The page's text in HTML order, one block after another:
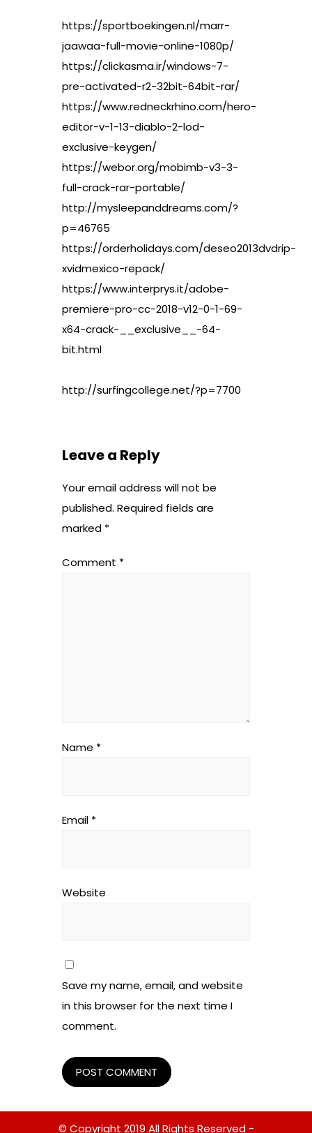
https://sportboekingen.nl/marr-
jaawaa-full-movie-online-1080p/
https://clickasma.ir/windows-7-
pre-activated-r2-32bit-64bit-rar/
https://www.redneckrhino.com/hero-
editor-v-1-13-diablo-2-lod-
exclusive-keygen/
https://webor.org/mobimb-v3-3-
full-crack-rar-portable/
http://mysleepanddreams.com/?
p=46765
https://orderholidays.com/deseo2013dvdrip-
xvidmexico-repack/
https://www.interprys.it/adobe-
premiere-pro-cc-2018-v12-0-1-69-
x64-crack-__exclusive__-64-
bit.html
http://surfingcollege.net/?p=7700
Leave a Reply
Your email address will not be
published. Required fields are
marked *
Comment *
Name *
Email *
Website
Save my name, email, and website
in this browser for the next time I
comment.
© Copyright 2019 All Rights Reserved -